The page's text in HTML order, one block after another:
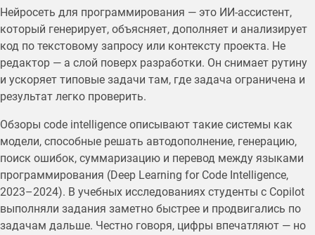
Нейросеть для программирования — это ИИ-ассистент,
который генерирует, объясняет, дополняет и анализирует
код по текстовому запросу или контексту проекта. Не
редактор — а слой поверх разработки. Он снимает рутину
и ускоряет типовые задачи там, где задача ограничена и
результат легко проверить.
Обзоры code intelligence описывают такие системы как
модели, способные решать автодополнение, генерацию,
поиск ошибок, суммаризацию и перевод между языками
программирования (Deep Learning for Code Intelligence,
2023–2024). В учебных исследованиях студенты с Copilot
выполняли задания заметно быстрее и продвигались по
задачам дальше. Честно говоря, цифры впечатляют — но